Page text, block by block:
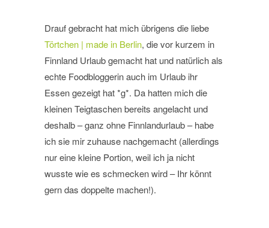
Drauf gebracht hat mich übrigens die liebe
Törtchen | made in Berlin, die vor kurzem in
Finnland Urlaub gemacht hat und natürlich als
echte Foodbloggerin auch im Urlaub ihr
Essen gezeigt hat *g*. Da hatten mich die
kleinen Teigtaschen bereits angelacht und
deshalb – ganz ohne Finnlandurlaub – habe
ich sie mir zuhause nachgemacht (allerdings
nur eine kleine Portion, weil ich ja nicht
wusste wie es schmecken wird – Ihr könnt
gern das doppelte machen!).